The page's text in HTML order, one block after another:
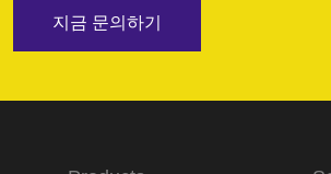
지금 문의하기